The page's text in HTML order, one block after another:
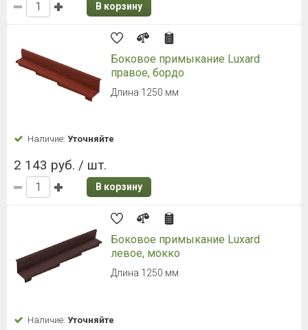
В корзину
Боковое примыкание Luxard
правое, бордо
Длина 1250 мм
Наличие: Уточняйте
2 143 руб. / шт.
В корзину
Боковое примыкание Luxard
левое, мокко
Длина 1250 мм
Наличие: Уточняйте